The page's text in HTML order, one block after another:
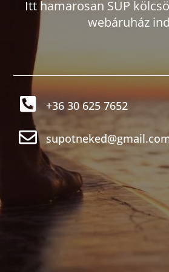
Itt hamarosan SUP
webáruház
+36 30 625 7652